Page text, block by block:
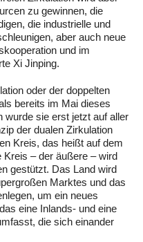
zu gewinnen, die
die industrielle und
aber auch neue
und im
Xi Jinping.
oder der doppelten
bereits im Mai dieses
wurde sie erst jetzt auf aller
der dualen Zirkulation
Kreis, das heißt auf dem
– der äußere – wird
gestützt. Das Land wird
Marktes und das
um ein neues
eine Inlands- und eine
die sich einander